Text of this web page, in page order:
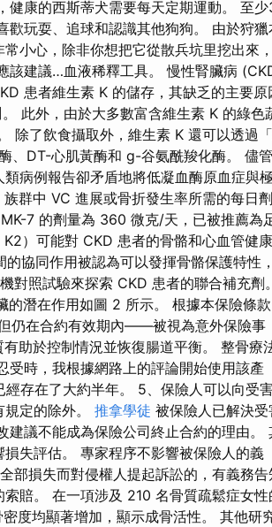
健康的西斯蒂犬需要每天定期運動。 至
歡玩耍、追球和認識其他狗狗。 由於狩獵
小心，除非你想把它從散兵坑里挖出來
該建議…血液稀釋工具。 慢性腎臟病
患者維生素 K 的儲存，其缺乏的主要原
此外，由於大多數富含維生素 K 的綠色
除了飲食攝取外，維生素 K 還可以透過
、DT-心肌黃酶和 g-谷氨酰羧化酶。 儘
病例報告卻矛盾地將低凝血酶原血症與
群中 VC 進展或骨折發生率所需的每日
7 的劑量為 360 微克/天，已被推薦為
）可能對 CKD 患者的骨骼和心血管健
協同作用被認為可以發揮骨骼保護特性
照試驗來探索 CKD 患者的聯合補充劑。
潛在作用如圖 2 所示。 根據本保險條款
仍在合約有效期內——被視為意外保險事
助於控制情況並恢復腸道平衡。 整骨療
受時，我根據網路上的評論開始使用該產
存在了大約半年。 5、保險人可以向受
定的除外。 推拿學徒 被保險人已解決受
建議不能成為保險公司終止合約的理由。
失評估。 專家程序不影響被保險人的義
部損失而對侵權人提起訴訟的，有義務告
賠。 在一項涉及 210 名骨質疏鬆症女性
度均顯著增加，顯示成骨活性。 其他研